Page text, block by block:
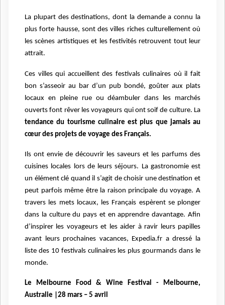
La plupart des destinations, dont la demande a connu la
plus forte hausse, sont des villes riches culturellement où
les scènes artistiques et les festivités retrouvent tout leur
attrait.
Ces villes qui accueillent des festivals culinaires où il fait
bon s’asseoir au bar d’un pub bondé, goûter aux plats
locaux en pleine rue ou déambuler dans les marchés
ouverts font rêver les voyageurs qui ont soif de culture. La
tendance du tourisme culinaire est plus que jamais au
cœur des projets de voyage des Français.
Ils ont envie de découvrir les saveurs et les parfums des
cuisines locales lors de leurs séjours. La gastronomie est
un élément clé quand il s’agit de choisir une destination et
peut parfois même être la raison principale du voyage. A
travers les mets locaux, les Français espèrent se plonger
dans la culture du pays et en apprendre davantage. Afin
d’inspirer les voyageurs et les aider à ravir leurs papilles
avant leurs prochaines vacances, Expedia.fr a dressé la
liste des 10 festivals culinaires les plus gourmands dans le
monde.
Le Melbourne Food & Wine Festival - Melbourne,
Australie |28 mars – 5 avril